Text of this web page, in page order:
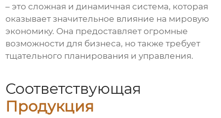
– это сложная и динамичная система, которая
оказывает значительное влияние на мировую
экономику. Она предоставляет огромные
возможности для бизнеса, но также требует
тщательного планирования и управления.
Соответствующая
Продукция